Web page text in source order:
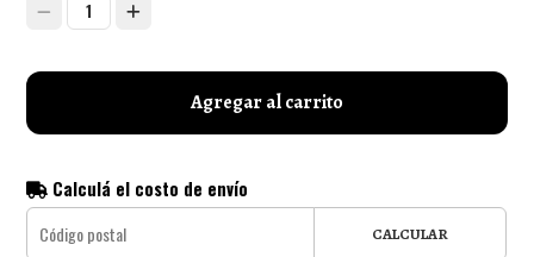
1
Agregar al carrito
Calculá el costo de envío
CALCULAR